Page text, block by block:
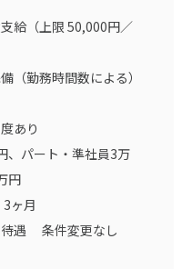
給（上限 50,000円／
（勤務時間数による）
あり
、パート・準社員3万
円
ヶ月
遇 条件変更なし